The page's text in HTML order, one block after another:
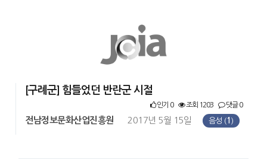
[구례군] 힘들었던 반란군 시절
인기 0 조회 1203 댓글 0
전남정보문화산업진흥원 2017년 5월 15일 음성 (1 )